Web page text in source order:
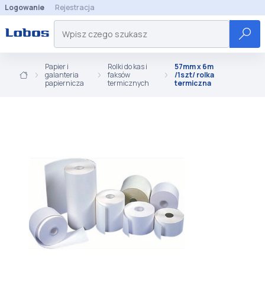
Logowanie Rejestracja
Papier i
galanteria
papiernicza
Rolki do kas i
faksów
termicznych
57mm x 6m
/1szt/ rolka
termiczna